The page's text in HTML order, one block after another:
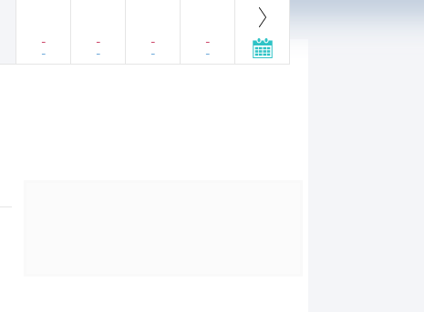
-
-
-
-
-
-
-
-